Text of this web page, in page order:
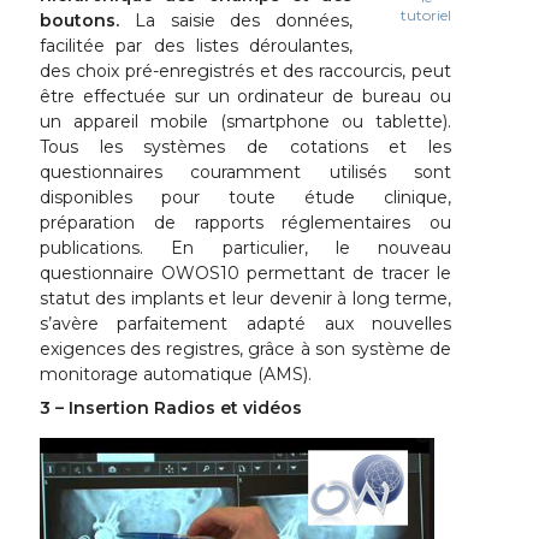
tutoriel
boutons.La saisie des données,
facilitée par des listes déroulantes,
des choix pré-enregistrés et des raccourcis, peut
être effectuée sur un ordinateur de bureau ou
un appareil mobile (smartphone ou tablette).
Tous les systèmes de cotations et les
questionnaires couramment utilisés sont
disponibles pour toute étude clinique,
préparation de rapports réglementaires ou
publications. En particulier, le nouveau
questionnaire OWOS10 permettant de tracer le
statut des implants et leur devenir à long terme,
s’avère parfaitement adapté aux nouvelles
exigences des registres, grâce à son système de
monitorage automatique (AMS).
3 – Insertion Radios et vidéos